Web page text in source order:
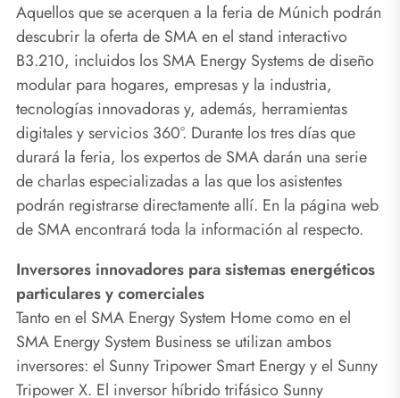
Aquellos que se acerquen a la feria de Múnich podrán
descubrir la oferta de SMA en el stand interactivo
B3.210, incluidos los SMA Energy Systems de diseño
modular para hogares, empresas y la industria,
tecnologías innovadoras y, además, herramientas
digitales y servicios 360°. Durante los tres días que
durará la feria, los expertos de SMA darán una serie
de charlas especializadas a las que los asistentes
podrán registrarse directamente allí. En la página web
de SMA encontrará toda la información al respecto.
Inversores innovadores para sistemas energéticos
particulares y comerciales
Tanto en el SMA Energy System Home como en el
SMA Energy System Business se utilizan ambos
inversores: el Sunny Tripower Smart Energy y el Sunny
Tripower X. El inversor híbrido trifásico Sunny